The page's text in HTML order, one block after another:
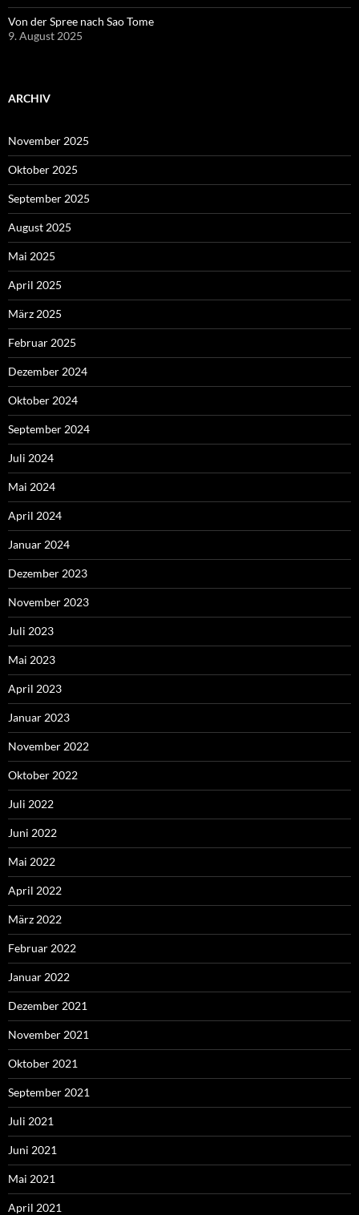
Von der Spree nach Sao Tome
9. August 2025
ARCHIV
November 2025
Oktober 2025
September 2025
August 2025
Mai 2025
April 2025
März 2025
Februar 2025
Dezember 2024
Oktober 2024
September 2024
Juli 2024
Mai 2024
April 2024
Januar 2024
Dezember 2023
November 2023
Juli 2023
Mai 2023
April 2023
Januar 2023
November 2022
Oktober 2022
Juli 2022
Juni 2022
Mai 2022
April 2022
März 2022
Februar 2022
Januar 2022
Dezember 2021
November 2021
Oktober 2021
September 2021
Juli 2021
Juni 2021
Mai 2021
April 2021